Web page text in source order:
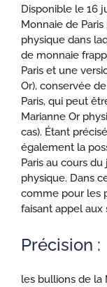
Disponible le 16
Monnaie de
physique dans
de monnaie
Paris et une
Or), conservée
Paris, qui peut
Marianne Or
cas). Étant
également la
Paris au cours
physique. Dans
comme pour les
faisant appel aux
Précision :
les bullions de la